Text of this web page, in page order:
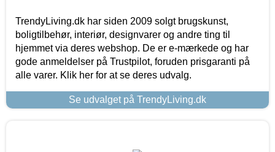
TrendyLiving.dk har siden 2009 solgt brugskunst,
boligtilbehør, interiør, designvarer og andre ting til
hjemmet via deres webshop. De er e-mærkede og har
gode anmeldelser på Trustpilot, foruden prisgaranti på
alle varer. Klik her for at se deres udvalg.
Se udvalget på TrendyLiving.dk